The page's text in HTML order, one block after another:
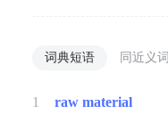
词典短语 同近义词
1 raw material